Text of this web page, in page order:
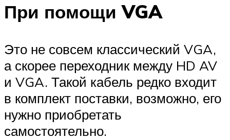
При помощи VGA
Это не совсем классический VGA,
а скорее переходник между HD AV
и VGA. Такой кабель редко входит
в комплект поставки, возможно, его
нужно приобретать
самостоятельно.